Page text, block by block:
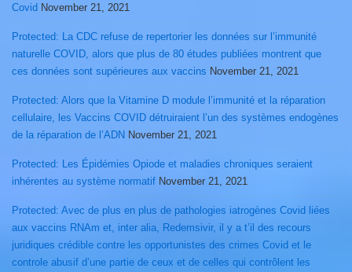
Covid November 21, 2021
Protected: La CDC refuse de repertorier les données sur l’immunité
naturelle COVID, alors que plus de 80 études publiées montrent que
ces données sont supérieures aux vaccins November 21, 2021
Protected: Alors que la Vitamine D module l’immunité et la réparation
cellulaire, les Vaccins COVID détruiraient l’un des systèmes endogènes
de la réparation de l’ADN November 21, 2021
Protected: Les Épidémies Opiode et maladies chroniques seraient
inhérentes au système normatif November 21, 2021
Protected: Avec de plus en plus de pathologies iatrogènes Covid liées
aux vaccins RNAm et, inter alia, Redemsivir, il y a t’il des recours
juridiques crédible contre les opportunistes des crimes Covid et le
controle abusif d’une partie de ceux et de celles qui contrôlent les